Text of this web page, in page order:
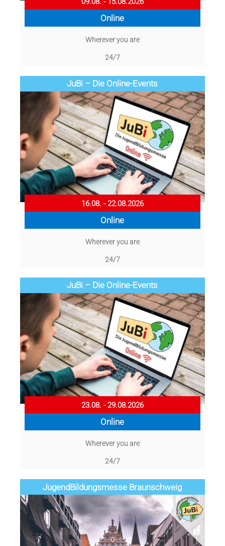
Online
Wherever you are
24/7
JuBi – Die Online-Events
16.08. - 22.08.2026
Online
Wherever you are
24/7
JuBi – Die Online-Events
23.08. - 29.08.2026
Online
Wherever you are
24/7
Jugend­­­­­Bildungsmess­e Braunschweig